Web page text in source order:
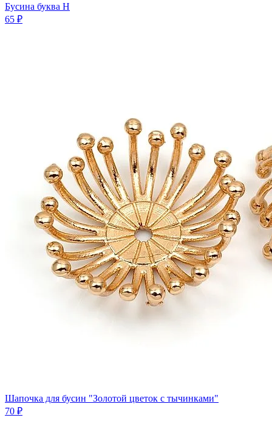
Бусина буква H
65 ₽
Шапочка для бусин "Золотой цветок с тычинками"
70 ₽